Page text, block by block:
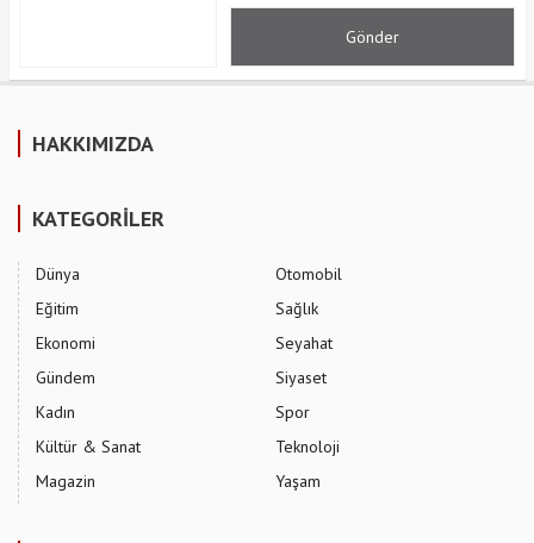
HAKKIMIZDA
KATEGORİLER
Dünya
Eğitim
Ekonomi
Gündem
Kadın
Kültür & Sanat
Magazin
Otomobil
Sağlık
Seyahat
Siyaset
Spor
Teknoloji
Yaşam